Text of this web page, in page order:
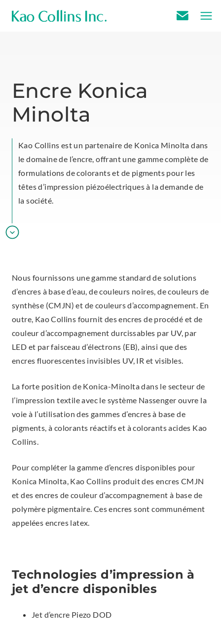
Encre Konica
Minolta
Kao Collins est un partenaire de Konica Minolta dans
le domaine de l’encre, offrant une gamme complète de
formulations de colorants et de pigments pour les
têtes d’impression piézoélectriques à la demande de
la société.
Nous fournissons une gamme standard de solutions
d’encres à base d’eau, de couleurs noires, de couleurs de
synthèse (CMJN) et de couleurs d’accompagnement. En
outre, Kao Collins fournit des encres de procédé et de
couleur d’accompagnement durcissables par UV, par
LED et par faisceau d’électrons (EB), ainsi que des
encres fluorescentes invisibles UV, IR et visibles.
La forte position de Konica-Minolta dans le secteur de
l’impression textile avec le système Nassenger ouvre la
voie à l’utilisation des gammes d’encres à base de
pigments, à colorants réactifs et à colorants acides Kao
Collins.
Pour compléter la gamme d’encres disponibles pour
Konica Minolta, Kao Collins produit des encres CMJN
et des encres de couleur d’accompagnement à base de
polymère pigmentaire. Ces encres sont communément
appelées encres latex.
Technologies d’impression à
jet d’encre disponibles
Jet d’encre Piezo DOD